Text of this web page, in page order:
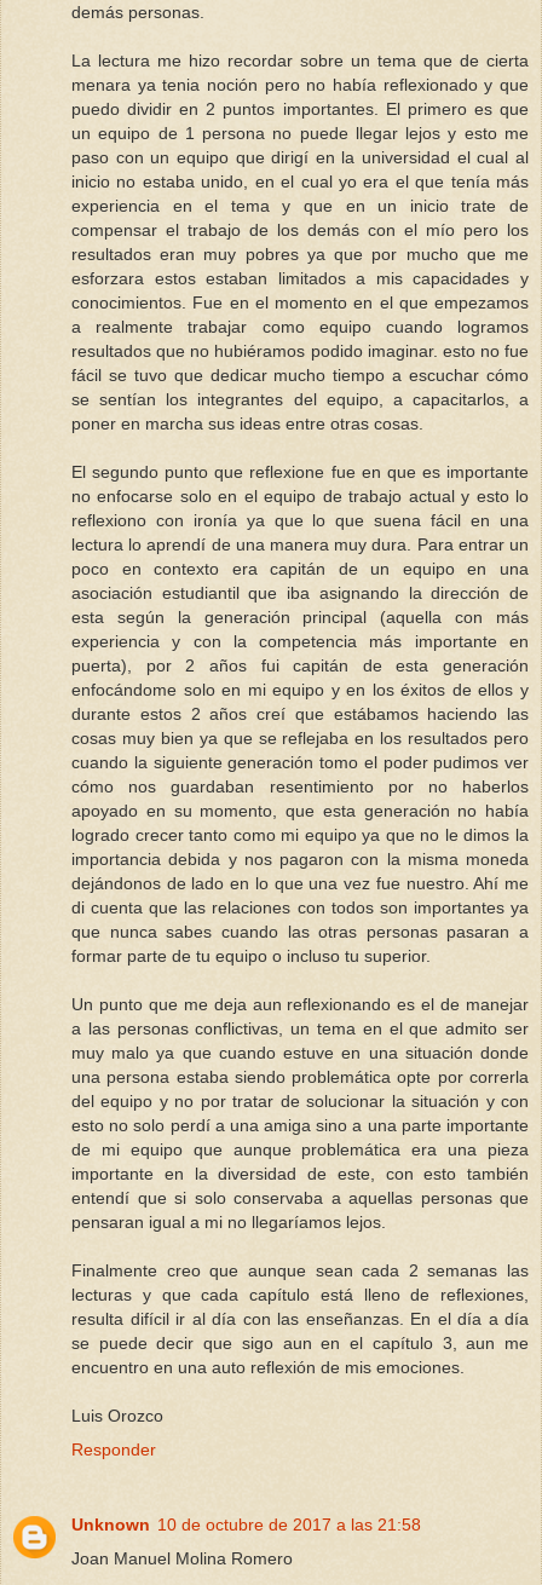
demás personas.
La lectura me hizo recordar sobre un tema que de cierta
menara ya tenia noción pero no había reflexionado y que
puedo dividir en 2 puntos importantes. El primero es que
un equipo de 1 persona no puede llegar lejos y esto me
paso con un equipo que dirigí en la universidad el cual al
inicio no estaba unido, en el cual yo era el que tenía más
experiencia en el tema y que en un inicio trate de
compensar el trabajo de los demás con el mío pero los
resultados eran muy pobres ya que por mucho que me
esforzara estos estaban limitados a mis capacidades y
conocimientos. Fue en el momento en el que empezamos
a realmente trabajar como equipo cuando logramos
resultados que no hubiéramos podido imaginar. esto no fue
fácil se tuvo que dedicar mucho tiempo a escuchar cómo
se sentían los integrantes del equipo, a capacitarlos, a
poner en marcha sus ideas entre otras cosas.
El segundo punto que reflexione fue en que es importante
no enfocarse solo en el equipo de trabajo actual y esto lo
reflexiono con ironía ya que lo que suena fácil en una
lectura lo aprendí de una manera muy dura. Para entrar un
poco en contexto era capitán de un equipo en una
asociación estudiantil que iba asignando la dirección de
esta según la generación principal (aquella con más
experiencia y con la competencia más importante en
puerta), por 2 años fui capitán de esta generación
enfocándome solo en mi equipo y en los éxitos de ellos y
durante estos 2 años creí que estábamos haciendo las
cosas muy bien ya que se reflejaba en los resultados pero
cuando la siguiente generación tomo el poder pudimos ver
cómo nos guardaban resentimiento por no haberlos
apoyado en su momento, que esta generación no había
logrado crecer tanto como mi equipo ya que no le dimos la
importancia debida y nos pagaron con la misma moneda
dejándonos de lado en lo que una vez fue nuestro. Ahí me
di cuenta que las relaciones con todos son importantes ya
que nunca sabes cuando las otras personas pasaran a
formar parte de tu equipo o incluso tu superior.
Un punto que me deja aun reflexionando es el de manejar
a las personas conflictivas, un tema en el que admito ser
muy malo ya que cuando estuve en una situación donde
una persona estaba siendo problemática opte por correrla
del equipo y no por tratar de solucionar la situación y con
esto no solo perdí a una amiga sino a una parte importante
de mi equipo que aunque problemática era una pieza
importante en la diversidad de este, con esto también
entendí que si solo conservaba a aquellas personas que
pensaran igual a mi no llegaríamos lejos.
Finalmente creo que aunque sean cada 2 semanas las
lecturas y que cada capítulo está lleno de reflexiones,
resulta difícil ir al día con las enseñanzas. En el día a día
se puede decir que sigo aun en el capítulo 3, aun me
encuentro en una auto reflexión de mis emociones.
Luis Orozco
Responder
Unknown 10 de octubre de 2017 a las 21:58
Joan Manuel Molina Romero